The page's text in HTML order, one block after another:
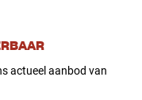
actueel aanbod van